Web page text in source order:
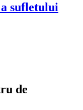
sufletului
de